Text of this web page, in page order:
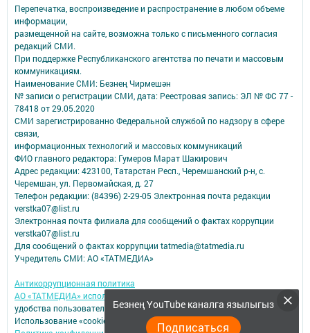
Безнең YouTube каналга язылыгыз
Подписаться
Перепечатка, воспроизведение и распространение в любом объеме
информации,
размещенной на сайте, возможна только с письменного согласия
редакций СМИ.
При поддержке Республиканского агентства по печати и массовым
коммуникациям.
Наименование СМИ: Безнең Чирмешән
№ записи о регистрации СМИ, дата: Реестровая запись: ЭЛ № ФС 77 -
78418 от 29.05.2020
СМИ зарегистрированно Федеральной службой по надзору в сфере
связи,
информационных технологий и массовых коммуникаций
ФИО главного редактора: Гумеров Марат Шакирович
Адрес редакции: 423100, Татарстан Респ., Черемшанский р-н, с.
Черемшан, ул. Первомайская, д. 27
Телефон редакции: (84396) 2-29-05 Электронная почта редакции
verstka07@list.ru
Электронная почта филиала для сообщений о фактах коррупции
verstka07@list.ru
Для сообщений о фактах коррупции tatmedia@tatmedia.ru
Учредитель СМИ: АО «ТАТМЕДИА»
Антикоррупционная политика
АО «ТАТМЕДИА» использует «cookie»
для персонализации сервисов и
удобства пользователей сайтом.
Использование «cookie» можно отменить в настройках браузера.